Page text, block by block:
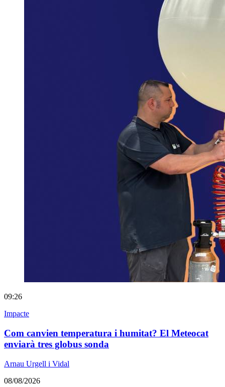
09:26
Impacte
Com canvien temperatura i humitat? El Meteocat
enviarà tres globus sonda
Arnau Urgell i Vidal
08/08/2026